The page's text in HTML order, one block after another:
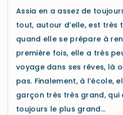
Assia en a assez de
tout, autour d’elle, est très
quand elle se prépare à
première fois, elle a très
voyage dans ses rêves, là
pas. Finalement, à l’école,
garçon très très grand, qui
toujours le plus grand…